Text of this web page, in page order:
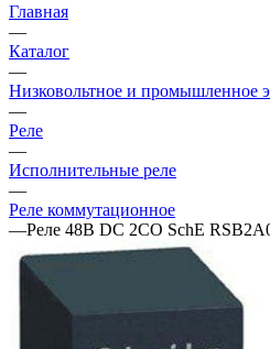
Главная
—
Каталог
—
Низковольтное и промышленное
—
Реле
—
Исполнительные реле
—
Реле коммутационное
—Реле 48В DC 2CO SchE